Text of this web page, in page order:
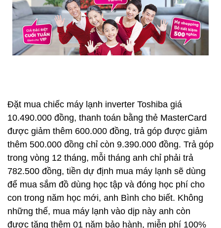
Đặt mua chiếc máy lạnh inverter Toshiba giá
10.490.000 đồng, thanh toán bằng thẻ MasterCard
được giảm thêm 600.000 đồng, trả góp được giảm
thêm 500.000 đồng chỉ còn 9.390.000 đồng. Trả góp
trong vòng 12 tháng, mỗi tháng anh chỉ phải trả
782.500 đồng, tiền dự định mua máy lạnh sẽ dùng
để mua sắm đồ dùng học tập và đóng học phí cho
con trong năm học mới, anh Bình cho biết. Không
những thế, mua máy lạnh vào dịp này anh còn
được tặng thêm 01 năm bảo hành, miễn phí 100%